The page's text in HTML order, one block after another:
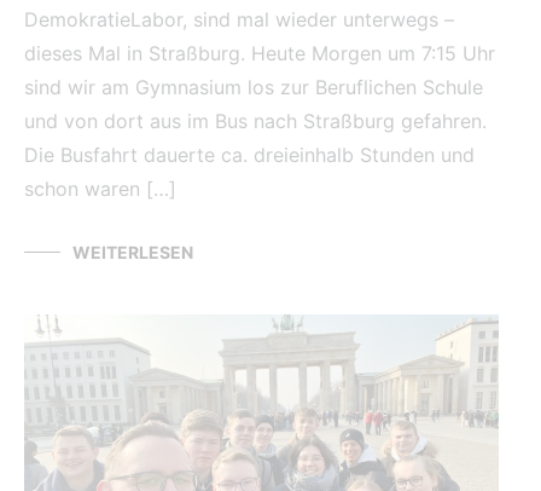
DemokratieLabor, sind mal wieder unterwegs –
dieses Mal in Straßburg. Heute Morgen um 7:15 Uhr
sind wir am Gymnasium los zur Beruflichen Schule
und von dort aus im Bus nach Straßburg gefahren.
Die Busfahrt dauerte ca. dreieinhalb Stunden und
schon waren […]
WEITERLESEN